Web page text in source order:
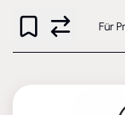
Für